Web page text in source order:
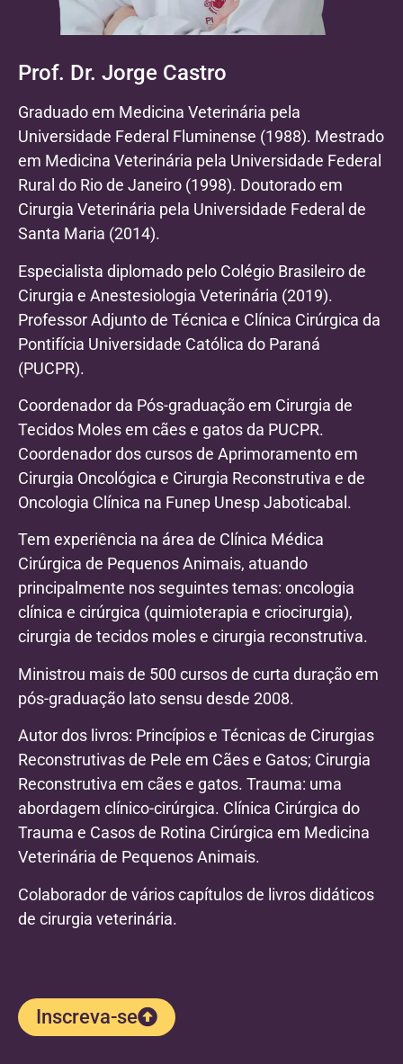
Prof. Dr. Jorge Castro
Graduado em Medicina Veterinária pela
Universidade Federal Fluminense (1988). Mestrado
em Medicina Veterinária pela Universidade Federal
Rural do Rio de Janeiro (1998). Doutorado em
Cirurgia Veterinária pela Universidade Federal de
Santa Maria (2014).
Especialista diplomado pelo Colégio Brasileiro de
Cirurgia e Anestesiologia Veterinária (2019).
Professor Adjunto de Técnica e Clínica Cirúrgica da
Pontifícia Universidade Católica do Paraná
(PUCPR).
Coordenador da Pós-graduação em Cirurgia de
Tecidos Moles em cães e gatos da PUCPR.
Coordenador dos cursos de Aprimoramento em
Cirurgia Oncológica e Cirurgia Reconstrutiva e de
Oncologia Clínica na Funep Unesp Jaboticabal.
Tem experiência na área de Clínica Médica
Cirúrgica de Pequenos Animais, atuando
principalmente nos seguintes temas: oncologia
clínica e cirúrgica (quimioterapia e criocirurgia),
cirurgia de tecidos moles e cirurgia reconstrutiva.
Ministrou mais de 500 cursos de curta duração em
pós-graduação lato sensu desde 2008.
Autor dos livros: Princípios e Técnicas de Cirurgias
Reconstrutivas de Pele em Cães e Gatos; Cirurgia
Reconstrutiva em cães e gatos. Trauma: uma
abordagem clínico-cirúrgica. Clínica Cirúrgica do
Trauma e Casos de Rotina Cirúrgica em Medicina
Veterinária de Pequenos Animais.
Colaborador de vários capítulos de livros didáticos
de cirurgia veterinária.
Inscreva-se